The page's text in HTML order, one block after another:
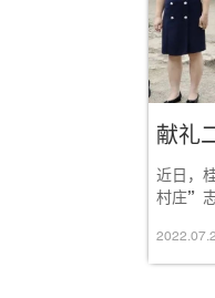
献礼
近日，
村庄”
书记
2022.07.